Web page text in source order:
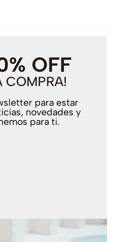
OFF
COMPRA!
para estar
novedades y
para ti.